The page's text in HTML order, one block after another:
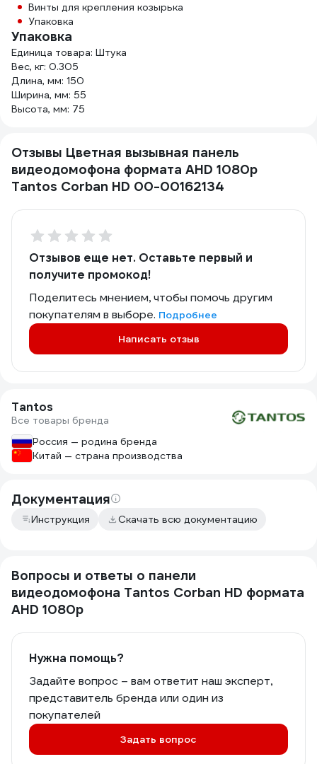
Винты для крепления козырька
Упаковка
Упаковка
Единица товара: Штука
Вес, кг: 0.305
Длина, мм: 150
Ширина, мм: 55
Высота, мм: 75
Отзывы Цветная вызывная панель
видеодомофона формата AHD 1080p
Tantos Corban HD 00-00162134
Отзывов еще нет. Оставьте первый и
получите промокод!
Поделитесь мнением, чтобы помочь другим
покупателям в выборе. Подробнее
Написать отзыв
Tantos
Все товары бренда
Россия — родина бренда
Китай — страна производства
Документация
Инструкция Скачать всю документацию
Вопросы и ответы о панели
видеодомофона Tantos Corban HD формата
AHD 1080p
Нужна помощь?
Задайте вопрос – вам ответит наш эксперт,
представитель бренда или один из
покупателей
Задать вопрос